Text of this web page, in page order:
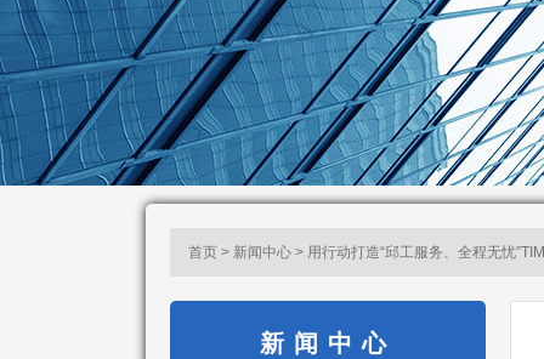
首页 > 新闻中心 > 用行动打造“邱工服务、全程无忧
新闻中心